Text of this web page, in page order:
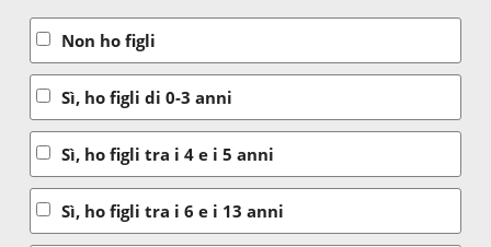
Non ho figli
Sì, ho figli di 0-3 anni
Sì, ho figli tra i 4 e i 5 anni
Sì, ho figli tra i 6 e i 13 anni